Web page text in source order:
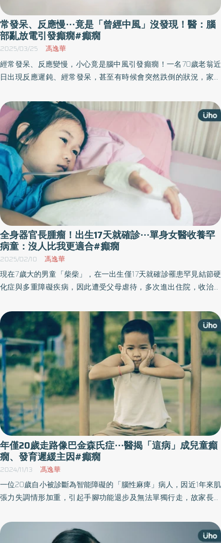
常發呆、反應慢⋯竟是「曾經中風」沒發現！醫：腦
部亂放電引發癲癇#癲癇
2025/03/25 馮逸華
經常發呆、反應變慢，小心竟是腦中風引發癲癇！一名70歲老翁近
日出現反應遲鈍、經常發呆，甚至有時候會突然跌倒的狀況，家屬
醫院進行檢查。經過進一步的電腦斷層掃描（CT）檢查後，醫療團
隊發現老翁左頂葉有曾經發生過腦中風的痕跡，但患者與家屬皆不
清楚其曾經中風的事實。
全身器官長腫瘤！出生17天就確診⋯單身女醫收養罕
病童：沒人比我更適合#癲癇
2025/02/10 馮逸華
現在7歲大的男童「柴柴」，在一出生僅17天就確診罹患罕見結節硬
化症與多重障礙疾病，因此遭受父母虐待，多次進出住院，收治他
柴的笑容融化，雖單身未婚卻下定決心收養柴柴，歷經3年的繁瑣程
序，終於在去年成為合法母子。
年僅20歲走路像巴金森氏症⋯醫揭「這病」成兒童癲
癇、發育遲緩主因#癲癇
2024/11/13 馮逸華
一位20歲自小被診斷為智能障礙的「腦性麻痺」病人，因近1年來肌
張力失調情形加重，引起手腳功能退步及無法單獨行走，故家長帶
上、下肢有肌張力不全的情形外，走路模式也類似巴金森氏症病人
般，容易歪斜、顫抖。